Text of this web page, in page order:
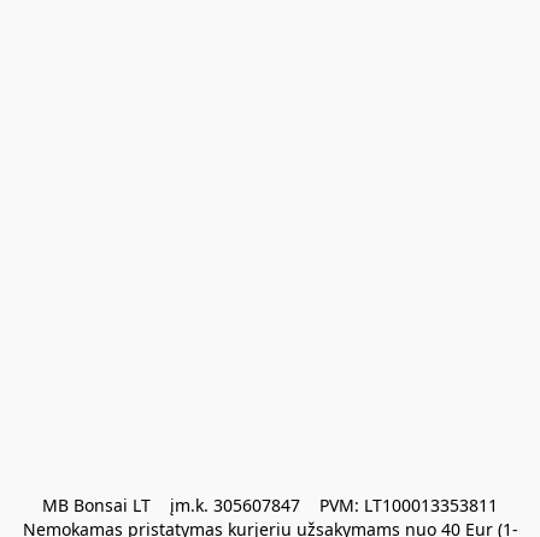
MB Bonsai LT    įm.k. 305607847    PVM: LT100013353811
Nemokamas pristatymas kurjeriu užsakymams nuo 40 Eur (1-